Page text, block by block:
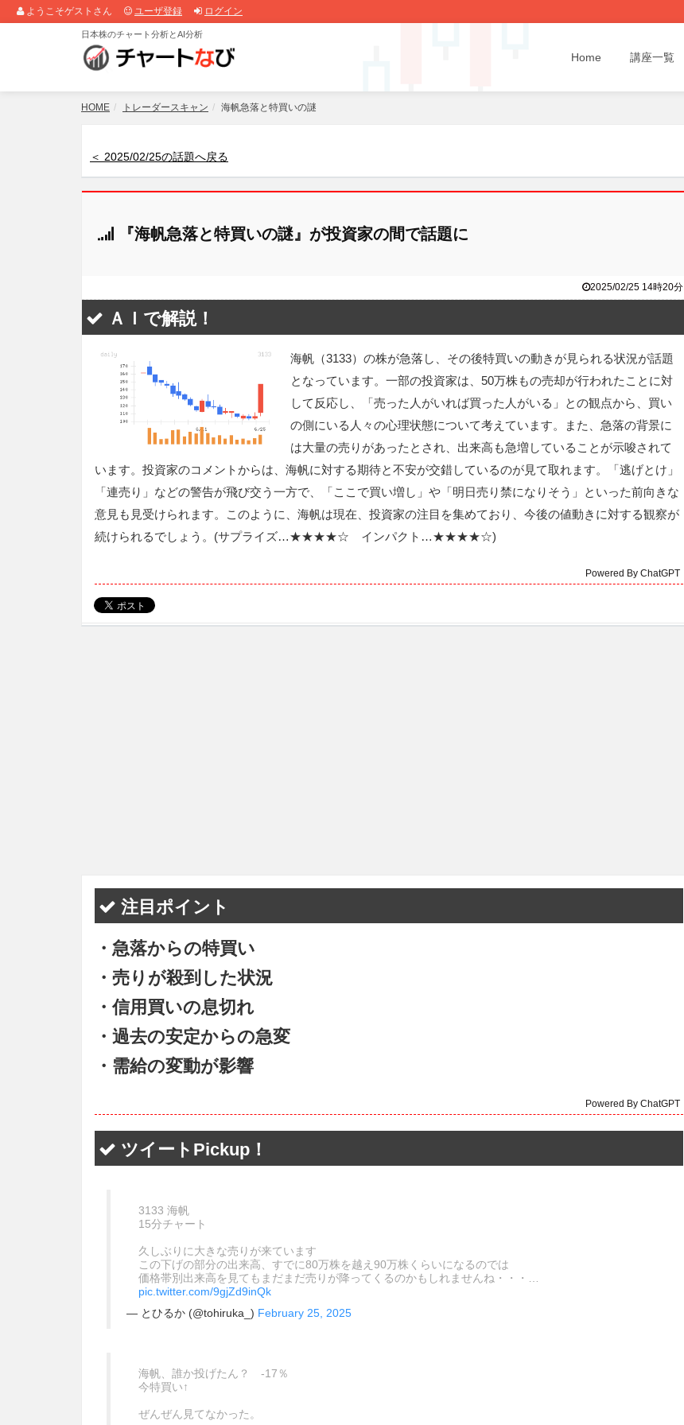
ようこそゲストさん ユーザ登録 ログイン
日本株のチャート分析とAI分析
Home 講座一覧
HOME トレーダースキャン 海帆急落と特買いの謎
＜ 2025/02/25の話題へ戻る
『海帆急落と特買いの謎』が投資家の間で話題に
2025/02/25 14時20分
ＡＩで解説！
海帆（3133）の株が急落し、その後特買いの動きが見られる状況が話題
となっています。一部の投資家は、50万株もの売却が行われたことに対
して反応し、「売った人がいれば買った人がいる」との観点から、買い
の側にいる人々の心理状態について考えています。また、急落の背景に
は大量の売りがあったとされ、出来高も急増していることが示唆されて
います。投資家のコメントからは、海帆に対する期待と不安が交錯しているのが見て取れます。「逃げとけ」
「連売り」などの警告が飛び交う一方で、「ここで買い増し」や「明日売り禁になりそう」といった前向きな
意見も見受けられます。このように、海帆は現在、投資家の注目を集めており、今後の値動きに対する観察が
続けられるでしょう。(サプライズ…★★★★☆ インパクト…★★★★☆)
Powered By ChatGPT
注目ポイント
・急落からの特買い
・売りが殺到した状況
・信用買いの息切れ
・過去の安定からの急変
・需給の変動が影響
Powered By ChatGPT
ツイートPickup！
3133 海帆
15分チャート
久しぶりに大きな売りが来ています
この下げの部分の出来高、すでに80万株を越え90万株くらいになるのでは
価格帯別出来高を見てもまだまだ売りが降ってくるのかもしれませんね・・・…
pic.twitter.com/9gjZd9inQk
— とひるか (@tohiruka_) February 25, 2025
海帆、誰か投げたん？ -17％
今特買い↑
ぜんぜん見てなかった。